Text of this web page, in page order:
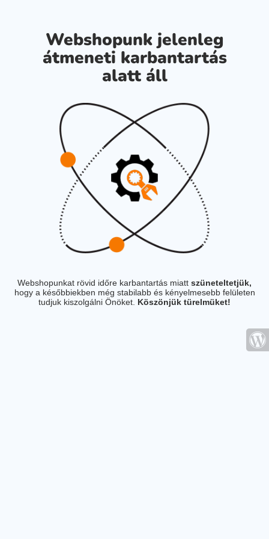
Webshopunk jelenleg
átmeneti karbantartás
alatt áll
Webshopunkat rövid időre karbantartás miatt szüneteltetjük,
hogy a későbbiekben még stabilabb és kényelmesebb felületen
tudjuk kiszolgálni Önöket. Köszönjük türelmüket!